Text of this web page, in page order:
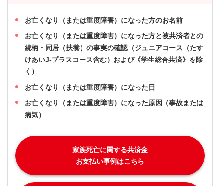
お亡くなり（または重度障害）になった方のお名前
お亡くなり（または重度障害）になった方と被共済者との
続柄・同居（扶養）の事実の確認（ジュニアコース（たす
けあいJ-プラスコース含む）および《学生総合共済》を除
く）
お亡くなり（または重度障害）になった日
お亡くなり（または重度障害）になった原因（事故または
病気）
家族死亡に関する共済金
お支払い事例はこちら